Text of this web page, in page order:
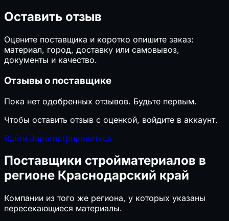
Оставить отзыв
Оцените поставщика и коротко опишите заказ:
материал, город, доставку или самовывоз,
документы и качество.
Отзывы о поставщике
Пока нет одобренных отзывов. Будьте первым.
Чтобы оставить отзыв с оценкой, войдите в аккаунт.
Войти Зарегистрироваться
Поставщики стройматериалов в
регионе Краснодарский край
Компании из того же региона, у которых указаны
пересекающиеся материалы.